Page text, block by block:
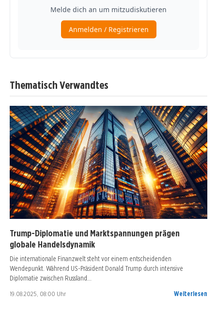
Thematisch Verwandtes
Trump-Diplomatie und Marktspannungen prägen
globale Handelsdynamik
Die internationale Finanzwelt steht vor einem entscheidenden
Wendepunkt. Während US-Präsident Donald Trump durch intensive
Diplomatie zwischen Russland…
19.08.2025, 08:00 Uhr Weiterlesen